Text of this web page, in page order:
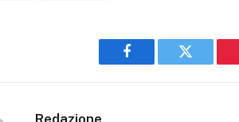
Facebook Twitter